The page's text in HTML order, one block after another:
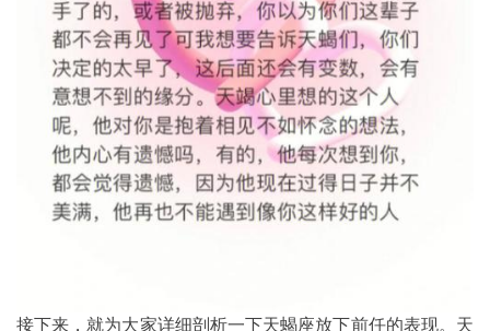
接下来，就为大家详细剖析一下天蝎座放下前任的表现。天